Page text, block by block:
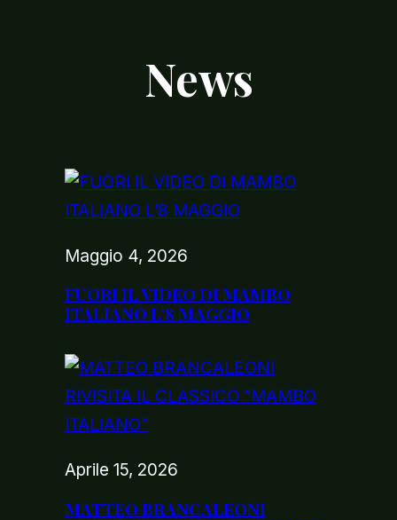
News
Maggio 4, 2026
FUORI IL VIDEO DI MAMBO
ITALIANO L’8 MAGGIO
Aprile 15, 2026
MATTEO BRANCALEONI